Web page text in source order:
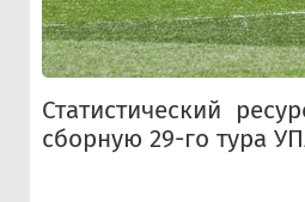
Статистический
сборную 29-го тура